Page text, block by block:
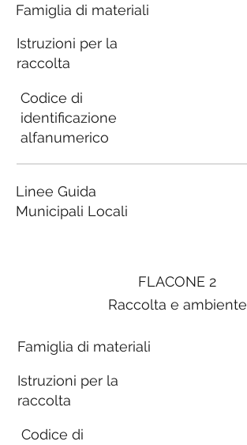
FLACONE 2
Raccolta e ambiente
Famiglia di materiali
Istruzioni per la
raccolta
Codice di
Famiglia di materiali
Istruzioni per la
raccolta
Codice di
identificazione
alfanumerico
Linee Guida
Municipali Locali